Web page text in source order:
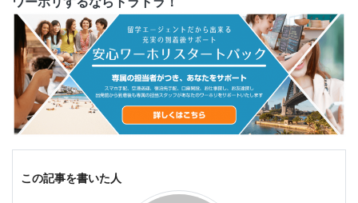
この記事を書いた人